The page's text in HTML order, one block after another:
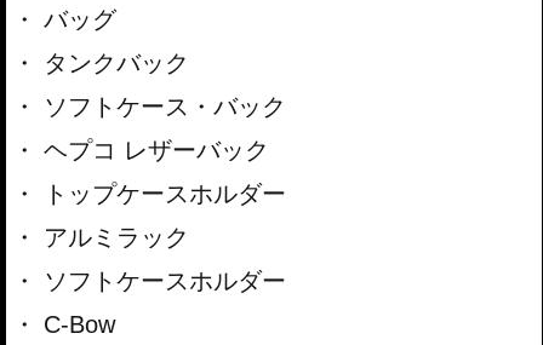
バッグ
タンクバック
ソフトケース・バック
ヘプコ レザーバック
トップケースホルダー
アルミラック
ソフトケースホルダー
C-Bow